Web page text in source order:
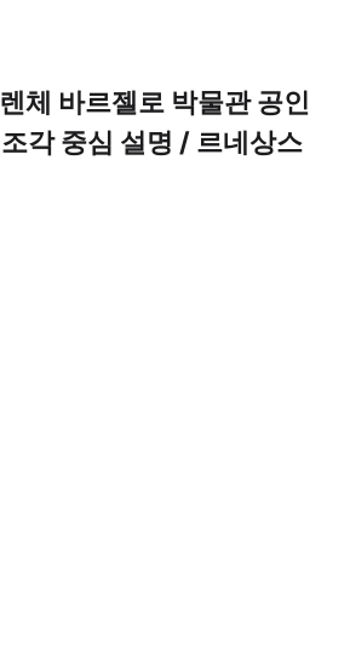
체 바르젤로 박물관 공인
각 중심 설명 / 르네상스